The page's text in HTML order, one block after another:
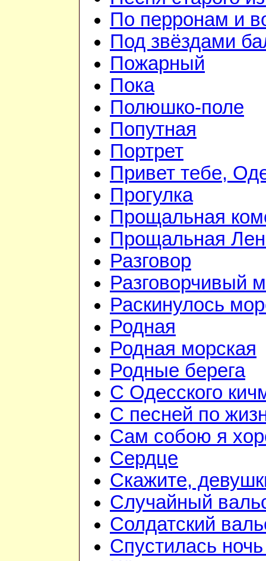
По перронам и
Под звёздами
Пожарный
Пока
Полюшко-поле
Попутная
Портрет
Привет тебе,
Прогулка
Прощальная
Прощальная
Разговор
Разговорчивый
Раскинулось
Родная
Родная морская
Родные берега
С Одесского
С песней по
Сам собою я
Сердце
Скажите,
Случайный
Солдатский
Спустилась